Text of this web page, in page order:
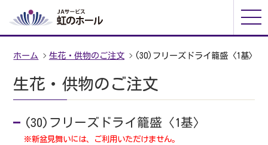
ホーム 生花・供物のご注文 (30)フリーズドライ籠盛〈1基〉
生花・供物のご注文
(30)フリーズドライ籠盛〈1基〉
※新盆見舞いには、ご利用いただけません。